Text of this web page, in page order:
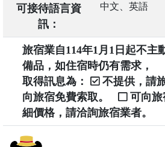
可接待語言資
訊：
中文、英語
旅宿業自114年1月1日起不主
備品，如住宿時仍有需求，
取得訊息為：
不提供，請
向旅宿免費索取。
可向旅
細價格，請洽詢旅宿業者。